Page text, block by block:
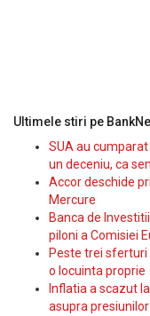
Ultimele stiri pe
SUA au
un deceniu, ca
Accor deschide
Mercure
Banca de
piloni a Comisiei
Peste trei
o locuinta proprie
Inflatia a scazut
asupra